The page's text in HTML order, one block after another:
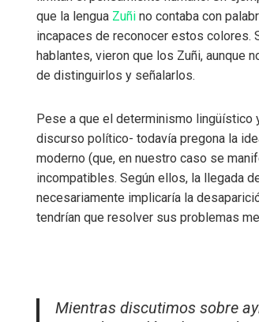
que la lengua Zuñi no contaba con
incapaces de reconocer estos colores.
hablantes, vieron que los Zuñi, aunque
de distinguirlos y señalarlos.
Pese a que el determinismo lingüístico
discurso político- todavía pregona la
moderno (que, en nuestro caso se
incompatibles. Según ellos, la llegada
necesariamente implicaría la
tendrían que resolver sus problemas
Mientras discutimos sobre